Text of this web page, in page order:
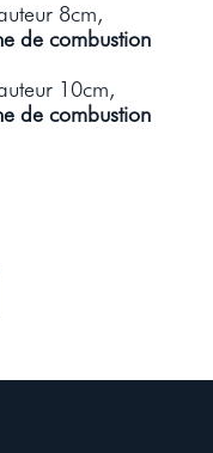
8cm,
de combustion
10cm,
de combustion